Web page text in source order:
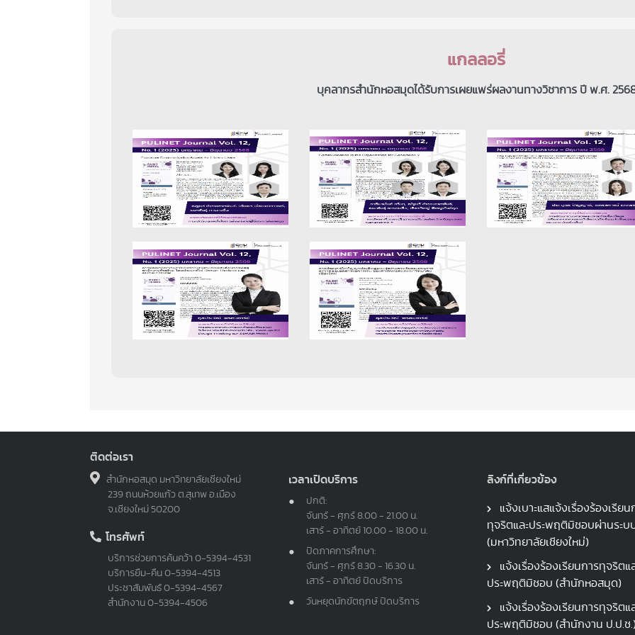
แกลลอรี่
บุคลากรสำนักหอสมุดได้รับการเผยแพร่ผลงานทางวิชาการ ปี พ.ศ.
ติดต่อเรา
สำนักหอสมุด มหาวิทยาลัยเชียงใหม่
239 ถนนห้วยแก้ว ต.สุเทพ อ.เมือง
จ.เชียงใหม่ 50200
โทรศัพท์
บริการช่วยการค้นคว้า 0-5394-4531
บริการยืม-คืน 0-5394-4513
ประชาสัมพันธ์ 0-5394-4567
สำนักงาน 0-5394-4506
เวลาเปิดบริการ
ปกติ:
จันทร์ - ศุกร์ 8.00 - 21.00 น.
เสาร์ - อาทิตย์ 10.00 - 18.00 น.
ปิดภาคการศึกษา:
จันทร์ - ศุกร์ 8.30 - 16.30 น.
เสาร์ - อาทิตย์ ปิดบริการ
วันหยุดนักขัตฤกษ์ ปิดบริการ
ลิงก์ที่เกี่ยวข้อง
แจ้งเบาะแสแจ้งเรื่องร้องเรียน
ทุจริตและประพฤติมิชอบผ่านระบ
(มหาวิทยาลัยเชียงใหม่)
แจ้งเรื่องร้องเรียนการทุจริตแ
ประพฤติมิชอบ (สำนักหอสมุด)
แจ้งเรื่องร้องเรียนการทุจริตแ
ประพฤติมิชอบ (สำนักงาน ป.ป.ช